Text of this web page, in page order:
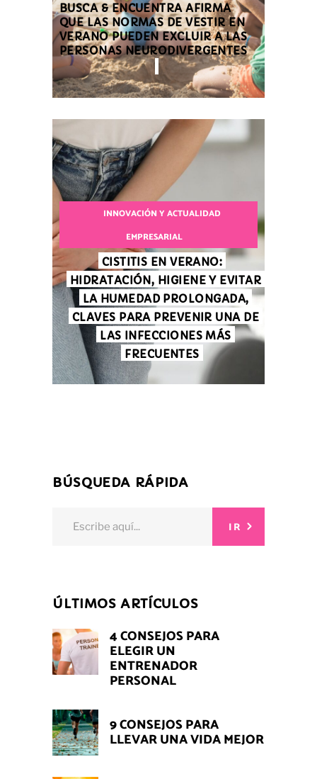
BUSCA & ENCUENTRA AFIRMA
QUE LAS NORMAS DE VESTIR EN
VERANO PUEDEN EXCLUIR A LAS
PERSONAS NEURODIVERGENTES
INNOVACIÓN Y ACTUALIDAD
EMPRESARIAL
CISTITIS EN VERANO:
HIDRATACIÓN, HIGIENE Y EVITAR
LA HUMEDAD PROLONGADA,
CLAVES PARA PREVENIR UNA DE
LAS INFECCIONES MÁS
FRECUENTES
BÚSQUEDA RÁPIDA
IR
ÚLTIMOS ARTÍCULOS
4 CONSEJOS PARA
ELEGIR UN
ENTRENADOR
PERSONAL
9 CONSEJOS PARA
LLEVAR UNA VIDA MEJOR